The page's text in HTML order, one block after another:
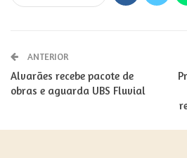
ANTERIOR
Alvarães recebe pacote de
obras e aguarda UBS Fluvial